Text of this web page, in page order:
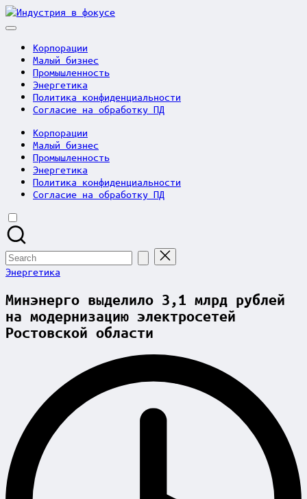
Skip
to
Индустрия
Корпорации
Малый бизнес
Промышленность
Энергетика
Политика конфиденциальности
Согласие на обработку ПД
Корпорации
Малый бизнес
Промышленность
Энергетика
Политика конфиденциальности
Согласие на обработку ПД
Search
for:
Posted
Энергетика
Минэнерго выделило 3,1 млрд рублей
на модернизацию электросетей
Ростовской области